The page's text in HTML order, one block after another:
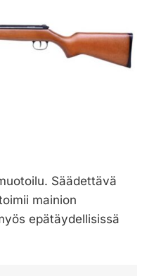
Säädettävä
mainion
epätäydellisissä